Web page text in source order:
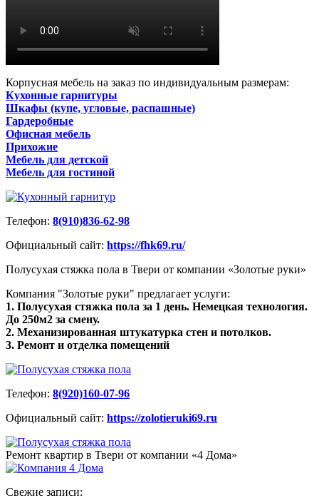
Корпусная мебель на заказ по индивидуальным размерам:
Кухонные гарнитуры
Шкафы (купе, угловые, распашные)
Гардеробные
Офисная мебель
Прихожие
Мебель для детской
Мебель для гостиной
Телефон: 8(910)836-62-98
Официальный сайт: https://fhk69.ru/
Полусухая стяжка пола в Твери от компании «Золотые руки»
Компания "Золотые руки" предлагает услуги:
1. Полусухая стяжка пола за 1 день. Немецкая технология.
До 250м2 за смену.
2. Механизированная штукатурка стен и потолков.
3. Ремонт и отделка помещений
Телефон: 8(920)160-07-96
Официальный сайт: https://zolotieruki69.ru
Ремонт квартир в Твери от компании «4 Дома»
Свежие записи: